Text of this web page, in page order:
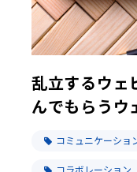
乱立するウェ
んでもらうウ
コミュニケーショ
コラボレーション